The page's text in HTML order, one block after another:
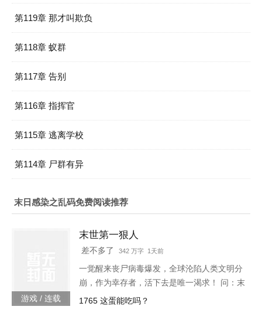
第119章 那才叫欺负
第118章 蚁群
第117章 告别
第116章 指挥官
第115章 逃离学校
第114章 尸群有异
末日感染之乱码免费阅读推荐
游戏 / 连载
末世第一狠人
差不多了 342 万字 1天前
一觉醒来丧尸病毒爆发，全球沦陷人类文明分
崩，作为幸存者，活下去是唯一渴求！ 问：末
世怎样才能活下去？答：首先要狠！【非重
1765 这蛋能吃吗？